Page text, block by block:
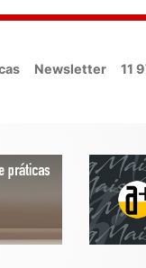
Newsletter 11